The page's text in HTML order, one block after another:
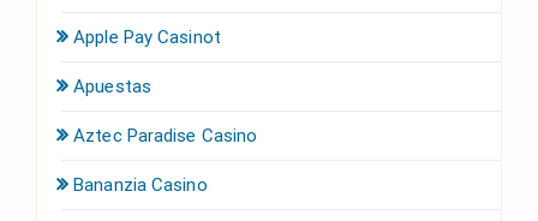
Apple Pay Casinot
Apuestas
Aztec Paradise Casino
Bananzia Casino